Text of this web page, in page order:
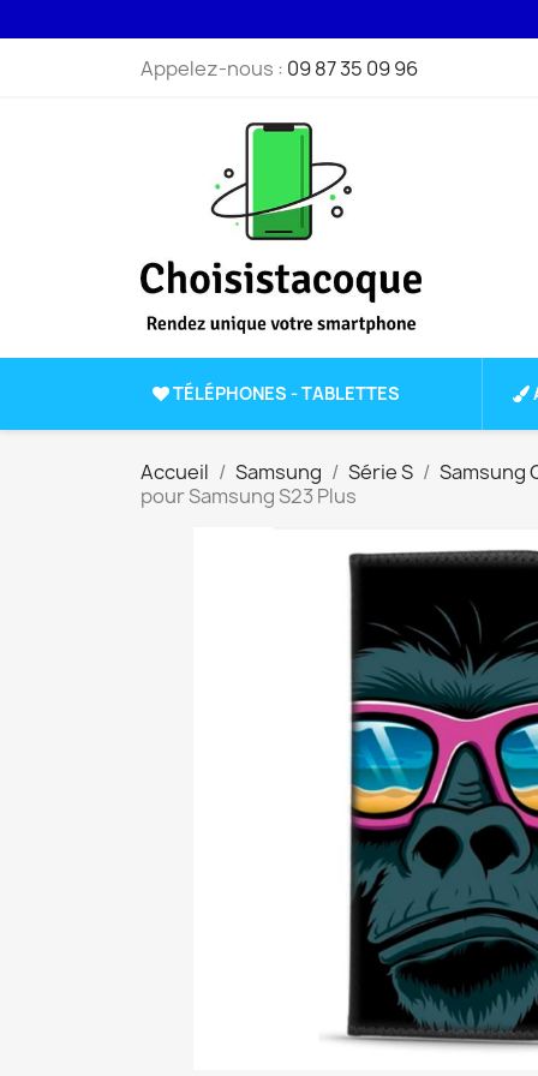
Appelez-nous : 09 87 35 09 96
TÉLÉPHONES - TABLETTES
Accueil Samsung Série S
Samsung
pour Samsung S23 Plus